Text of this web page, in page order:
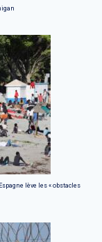
lève les « obstacles